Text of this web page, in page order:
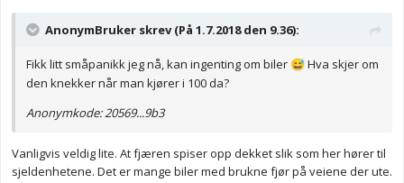
AnonymBruker skrev (På 1.7.2018 den 9.36):
Fikk litt småpanikk jeg nå, kan ingenting om biler 😅 Hva skjer om
den knekker når man kjører i 100 da?
Anonymkode: 20569...9b3
Vanligvis veldig lite. At fjæren spiser opp dekket slik som her hører til
sjeldenhetene. Det er mange biler med brukne fjør på veiene der ute.